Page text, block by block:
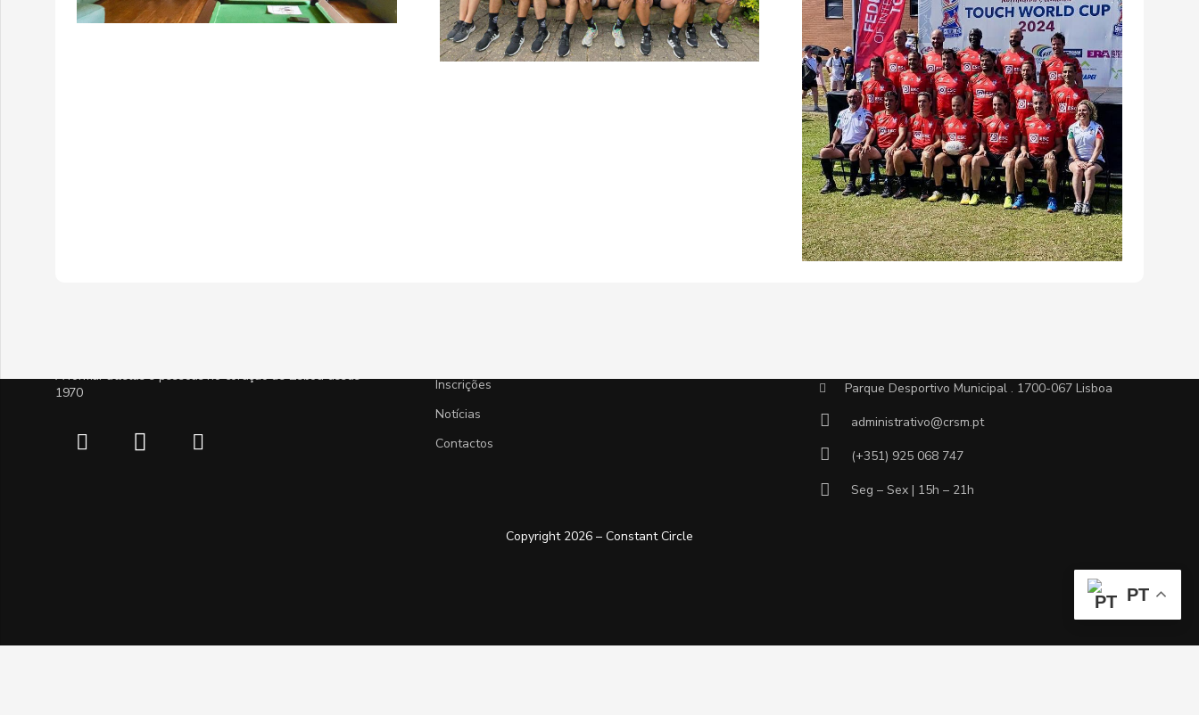
A formar atletas e pessoas no coração de Lisboa desde
1970
Inscrições
Notícias
Contactos
Parque Desportivo Municipal . 1700-067 Lisboa
administrativo@crsm.pt
(+351) 925 068 747
Seg – Sex | 15h – 21h
Copyright 2026 – Constant Circle
PT